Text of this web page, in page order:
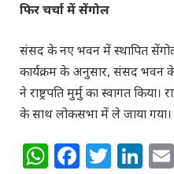
फिर चर्चा में सेंगोल
संसद के नए भवन में स्थापित
कार्यक्रम के अनुसार, संसद भवन के
ने राष्ट्रपति मुर्मु का स्वागत किया।
के साथ लोकसभा में ले जाया गया।
WhatsApp